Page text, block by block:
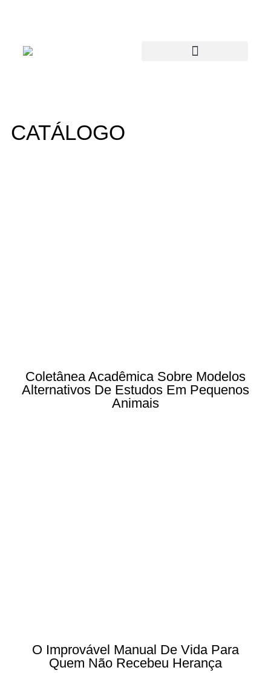
CATÁLOGO
Coletânea Acadêmica Sobre Modelos
Alternativos De Estudos Em Pequenos
Animais
O Improvável Manual De Vida Para
Quem Não Recebeu Herança